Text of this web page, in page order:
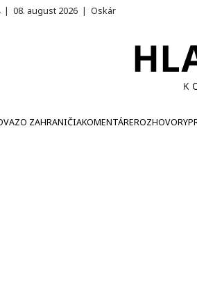
| 08. august 2026 | Oskár
ZO ZAHRANIČIAKOMENTÁREROZHOVORY